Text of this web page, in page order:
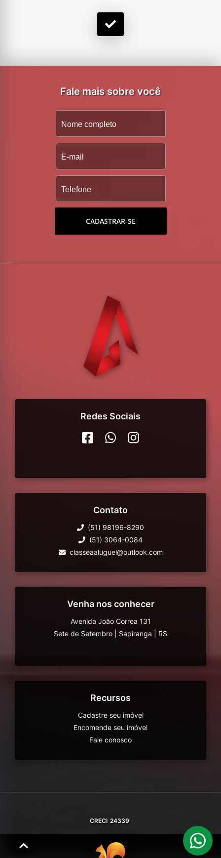
Fale mais sobre você
CADASTRAR-SE
Redes Sociais
Contato
(51) 98196-8290
(51) 3064-0084
classeaaluguel@outlook.com
Venha nos conhecer
Avenida João Correa 131
Sete de Setembro
Sapiranga RS
Recursos
Cadastre seu imóvel
Encomende seu imóvel
Fale conosco
CRECI 24339